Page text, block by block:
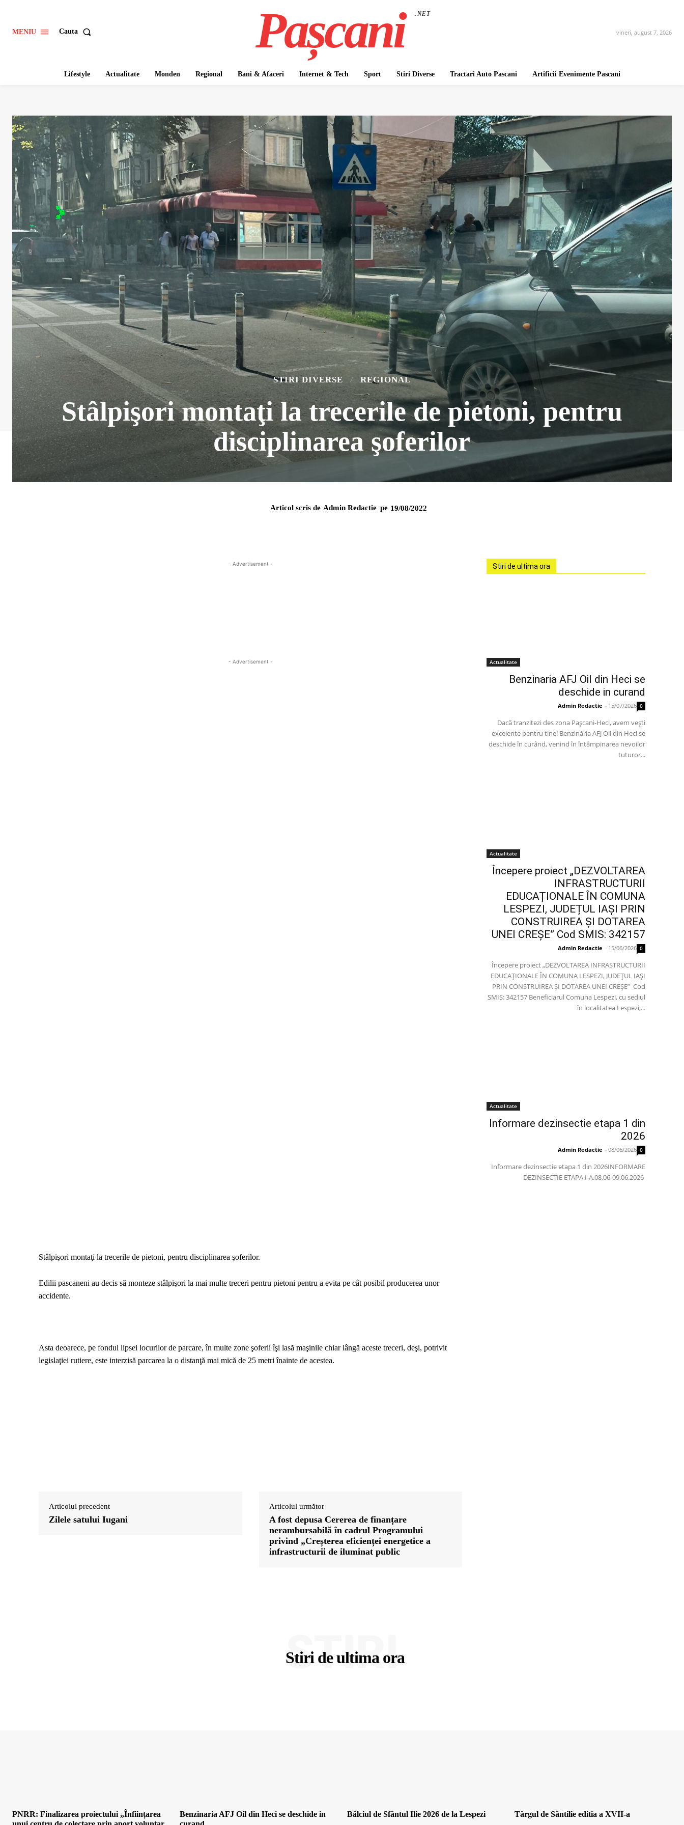
MENIU Cauta Pașcani .NET
vineri, august 7, 2026
Lifestyle Actualitate Monden Regional Bani & Afaceri Internet & Tech Sport Stiri Diverse Tractari Auto Pascani Artificii Evenimente Pascani
STIRI DIVERSE REGIONAL
Stâlpişori montaţi la trecerile de pietoni, pentru
disciplinarea şoferilor
Articol scris de Admin Redactie pe 19/08/2022
- Advertisement -
- Advertisement -
Stâlpişori montaţi la trecerile de pietoni, pentru disciplinarea şoferilor.
Edilii pascaneni au decis să monteze stâlpişori la mai multe treceri pentru pietoni pentru a evita pe cât posibil producerea unor
accidente.
Asta deoarece, pe fondul lipsei locurilor de parcare, în multe zone şoferii îşi lasă maşinile chiar lângă aceste treceri, deşi, potrivit
legislaţiei rutiere, este interzisă parcarea la o distanţă mai mică de 25 metri înainte de acestea.
Articolul precedent
Zilele satului Iugani
Articolul următor
A fost depusa Cererea de finanțare
nerambursabilă în cadrul Programului
privind „Creșterea eficienței energetice a
infrastructurii de iluminat public
Stiri de ultima ora
Actualitate
Benzinaria AFJ Oil din Heci se
deschide in curand
Admin Redactie - 15/07/2026 0
Dacă tranzitezi des zona Pașcani-Heci, avem vești
excelente pentru tine! Benzinăria AFJ Oil din Heci se
deschide în curând, venind în întâmpinarea nevoilor
tuturor...
Actualitate
Începere proiect „DEZVOLTAREA
INFRASTRUCTURII
EDUCAȚIONALE ÎN COMUNA
LESPEZI, JUDEȚUL IAȘI PRIN
CONSTRUIREA ȘI DOTAREA
UNEI CREȘE” Cod SMIS: 342157
Admin Redactie - 15/06/2026 0
Începere proiect „DEZVOLTAREA INFRASTRUCTURII
EDUCAȚIONALE ÎN COMUNA LESPEZI, JUDEȚUL IAȘI
PRIN CONSTRUIREA ȘI DOTAREA UNEI CREȘE” Cod
SMIS: 342157 Beneficiarul Comuna Lespezi, cu sediul
în localitatea Lespezi,...
Actualitate
Informare dezinsectie etapa 1 din
2026
Admin Redactie - 08/06/2026 0
Informare dezinsectie etapa 1 din 2026INFORMARE
DEZINSECTIE ETAPA I-A.08.06-09.06.2026
Stiri de ultima ora
STIRI
PNRR: Finalizarea proiectului „Înființarea
Benzinaria AFJ Oil din Heci se deschide in
Bâlciul de Sfântul Ilie 2026 de la Lespezi Târgul de Sântilie editia a XVII-a